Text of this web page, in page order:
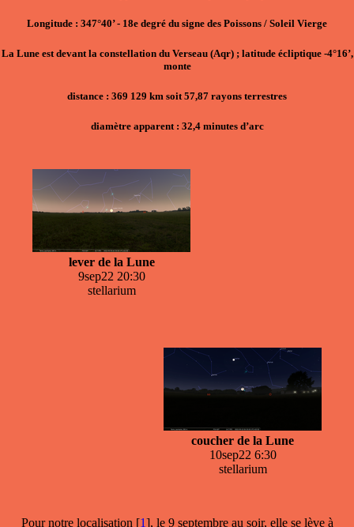
Longitude : 347°40’ - 18e degré du signe des Poissons / Soleil Vierge
La Lune est devant la constellation du Verseau (Aqr) ; latitude écliptique -4°16’,
monte
distance : 369 129 km soit 57,87 rayons terrestres
diamètre apparent : 32,4 minutes d’arc
lever de la Lune
9sep22 20:30
stellarium
coucher de la Lune
10sep22 6:30
stellarium
Pour notre localisation [1], le 9 septembre au soir, elle se lève à